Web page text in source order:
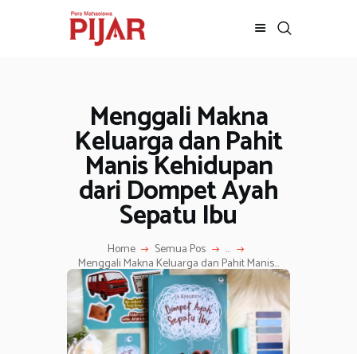
Menggali Makna
Keluarga dan Pahit
Manis Kehidupan
dari Dompet Ayah
Sepatu Ibu
Home Semua Pos ...
Menggali Makna Keluarga dan Pahit Manis...
BERITA
ADVERTORIAL
SOSOK
GALERI
HIBURAN
JALAN-JALAN
GAYA HIDUP
OLAHRAGA
OPINI